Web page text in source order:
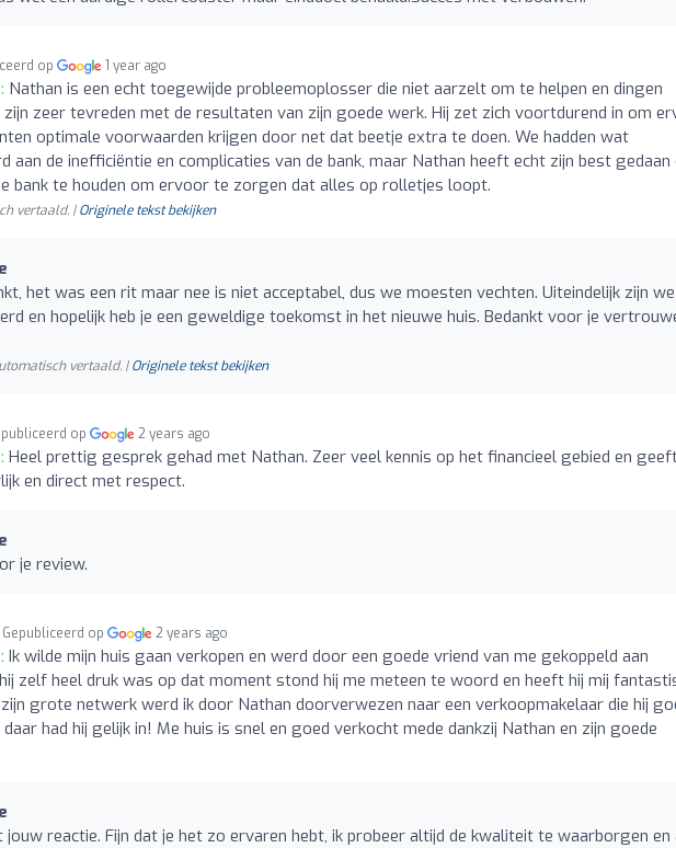
op 1 year ago
Nathan is een echt toegewijde probleemoplosser die niet aarzelt om te helpen en dingen
zeer tevreden met de resultaten van zijn goede werk. Hij zet zich voortdurend in om
optimale voorwaarden krijgen door net dat beetje extra te doen. We hadden wat
aan de inefficiëntie en complicaties van de bank, maar Nathan heeft echt zijn best gedaan
bank te houden om ervoor te zorgen dat alles op rolletjes loopt.
vertaald. |Originele tekst bekijken
het was een rit maar nee is niet acceptabel, dus we moesten vechten. Uiteindelijk zijn
en hopelijk heb je een geweldige toekomst in het nieuwe huis. Bedankt voor je
vertaald. |Originele tekst bekijken
op 2 years ago
Heel prettig gesprek gehad met Nathan. Zeer veel kennis op het financieel gebied en
en direct met respect.
je review.
Gepubliceerd op 2 years ago
Ik wilde mijn huis gaan verkopen en werd door een goede vriend van me gekoppeld aan
zelf heel druk was op dat moment stond hij me meteen te woord en heeft hij mij
grote netwerk werd ik door Nathan doorverwezen naar een verkoopmakelaar die hij
had hij gelijk in! Me huis is snel en goed verkocht mede dankzij Nathan en zijn goede
jouw reactie. Fijn dat je het zo ervaren hebt, ik probeer altijd de kwaliteit te waarborgen en